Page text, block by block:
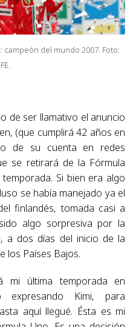
campeón del mundo 2007. Foto:
de ser llamativo el anuncio
(que cumplirá 42 años en
de su cuenta en redes
se retirará de la Fórmula
Si bien era algo
se había manejado ya el
finlandés, tomada casi a
algo sorpresiva por la
a dos días del inicio de la
los Países Bajos.
mi última temporada en
expresando Kimi, para
aquí llegué. Ésta es mi